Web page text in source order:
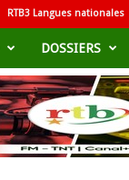
RTB3 Langues nationales
DOSSIERS